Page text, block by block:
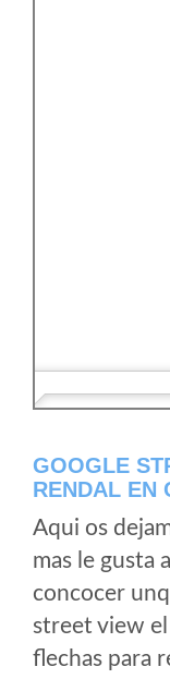
GOOGLE
RENDAL EN
Aqui os
mas le gusta
concocer
street view
flechas para